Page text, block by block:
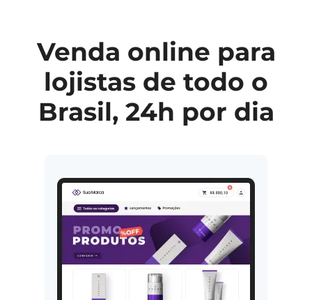
Venda online para
lojistas de todo o
Brasil, 24h por dia